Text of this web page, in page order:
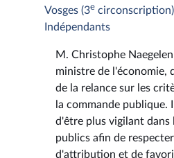
Vosges (3e
Indépendants
M. Christophe
ministre de l'économie,
de la relance sur les
la commande publique.
d'être plus vigilant dans
publics afin de
d'attribution et de